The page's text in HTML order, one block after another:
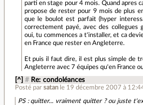
parti en stage pour 4 mois. Quand apres
propose de rester pour 9 mois de plus
que le boulot est parfait (hyper
correctement payé, avec des collegues
oui, tu commences a t'installer, et ca
en France que rester en Angleterre.
Et puis il faut dire, il est plus simple de
Angleterre avec 7 équipes qu'en France
[^] # Re: condoléances
Posté par satan le 19 décembre 2007 à
PS : quitter... vraiment quitter ? ou juste